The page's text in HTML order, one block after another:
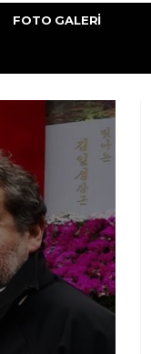
FOTO GALERI